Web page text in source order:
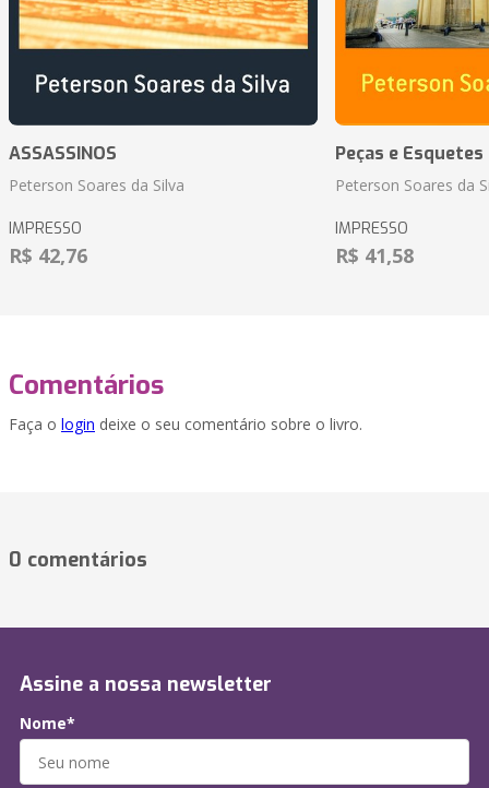
ASSASSINOS
Peterson Soares da Silva
IMPRESSO
R$ 42,76
Peças e
Peterson Soares da
IMPRESSO
R$ 41,58
Comentários
Faça o login deixe o seu comentário sobre o livro.
0 comentários
Assine a nossa newsletter
Nome*